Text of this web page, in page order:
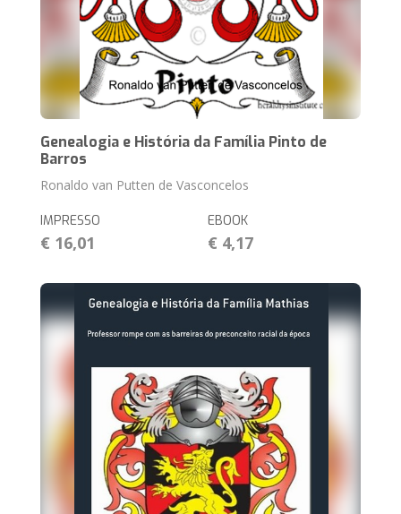
Genealogia e História da Família Pinto de
Barros
Ronaldo van Putten de Vasconcelos
IMPRESSO
€ 16,01
EBOOK
€ 4,17